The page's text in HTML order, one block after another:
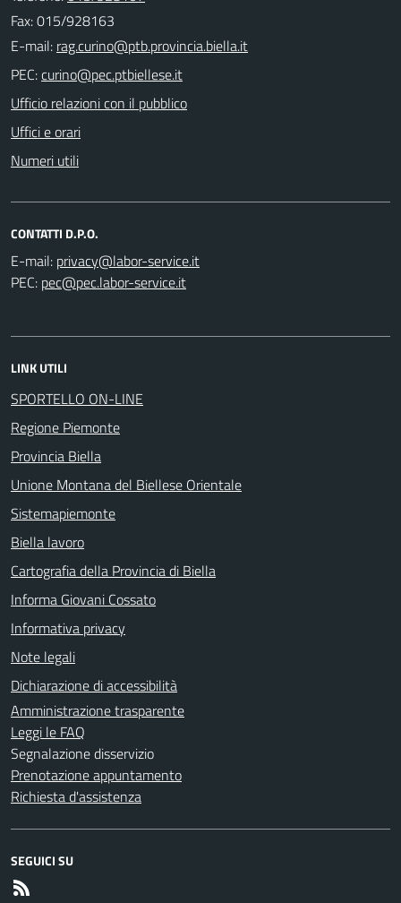
Fax: 015/928163
E-mail:
PEC:
Ufficio relazioni con il pubblico
Uffici e orari
Numeri utili
CONTATTI D.P.O.
E-mail:
PEC:
LINK UTILI
SPORTELLO ON-LINE
Regione Piemonte
Provincia Biella
Unione Montana del Biellese Orientale
Sistemapiemonte
Biella lavoro
Cartografia della Provincia di Biella
Informa Giovani Cossato
Informativa privacy
Note legali
Dichiarazione di accessibilità
Amministrazione trasparente
Leggi le FAQ
Segnalazione disservizio
Prenotazione appuntamento
Richiesta d'assistenza
SEGUICI SU